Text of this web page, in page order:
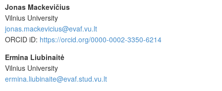
Jonas Mackevičius
Vilnius University
jonas.mackevicius@evaf.vu.lt
ORCID iD: https://orcid.org/0000-0002-3350-6214
Ermina Liubinaitė
Vilnius University
ermina.liubinaite@evaf.stud.vu.lt